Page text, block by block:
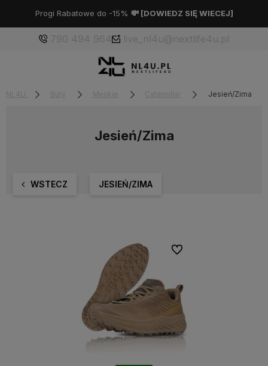
Progi Rabatowe do -15% 💸 [DOWIEDZ SIĘ WIECEJ]
Jesień/Zima
Jesień/Zima
WSTECZ JESIEŃ/ZIMA
Do ulubionych